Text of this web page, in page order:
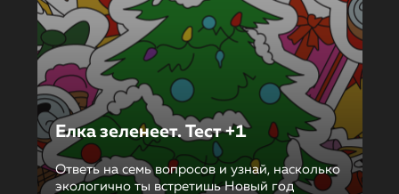
Елка зеленеет. Тест +1
Ответь на семь вопросов и узнай, насколько
экологично ты встретишь Новый год